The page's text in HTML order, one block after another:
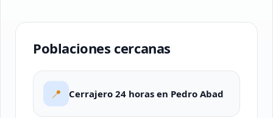
Poblaciones cercanas
📍 Cerrajero 24 horas en Pedro Abad